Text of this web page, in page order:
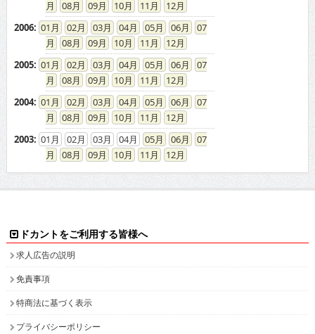
08
09 10 11
12
2005: 01 02 03 04 05 06
07
08
09 10 11
12
2004: 01 02 03 04 05 06
07
08
09 10 11
12
2003: 01 02 03 04 05 06
07
08
09 10 11 12
免責事項